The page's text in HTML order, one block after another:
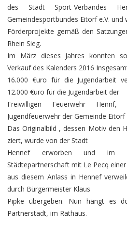
des Stadt Sport-Verbandes
Gemeindesportbundes Eitorf e.V. und
Förderprojekte gemäß den
Rhein Sieg.
Im März dieses Jahres konnten
Verkauf des Kalenders 2016
16.000 €uro für die Jugendarbeit
12.000 €uro für die Jugendarbeit der
Freiwilligen Feuerwehr
Jugendfeuerwehr der Gemeinde Eitorf
Das Originalbild , dessen Motiv den
ziert, wurde von der Stadt
Hennef erworben und im
Städtepartnerschaft mit Le Pecq einer
aus diesem Anlass in Hennef
durch Bürgermeister Klaus
Pipke übergeben. Nun hängt es
Partnerstadt, im Rathaus.